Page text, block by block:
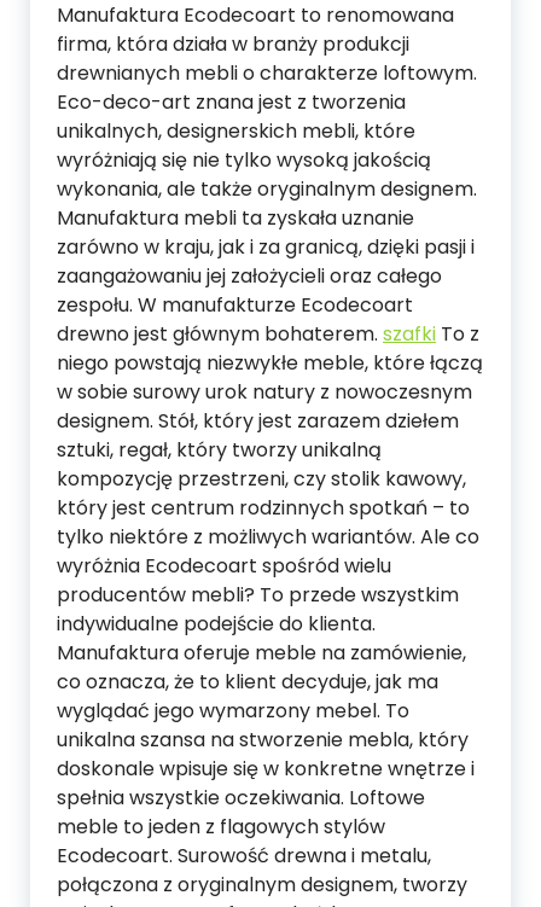
Manufaktura Ecodecoart to renomowana
firma, która działa w branży produkcji
drewnianych mebli o charakterze loftowym.
Eco-deco-art znana jest z tworzenia
unikalnych, designerskich mebli, które
wyróżniają się nie tylko wysoką jakością
wykonania, ale także oryginalnym designem.
Manufaktura mebli ta zyskała uznanie
zarówno w kraju, jak i za granicą, dzięki pasji i
zaangażowaniu jej założycieli oraz całego
zespołu. W manufakturze Ecodecoart
drewno jest głównym bohaterem. szafki To z
niego powstają niezwykłe meble, które łączą
w sobie surowy urok natury z nowoczesnym
designem. Stół, który jest zarazem dziełem
sztuki, regał, który tworzy unikalną
kompozycję przestrzeni, czy stolik kawowy,
który jest centrum rodzinnych spotkań – to
tylko niektóre z możliwych wariantów. Ale co
wyróżnia Ecodecoart spośród wielu
producentów mebli? To przede wszystkim
indywidualne podejście do klienta.
Manufaktura oferuje meble na zamówienie,
co oznacza, że to klient decyduje, jak ma
wyglądać jego wymarzony mebel. To
unikalna szansa na stworzenie mebla, który
doskonale wpisuje się w konkretne wnętrze i
spełnia wszystkie oczekiwania. Loftowe
meble to jeden z flagowych stylów
Ecodecoart. Surowość drewna i metalu,
połączona z oryginalnym designem, tworzy